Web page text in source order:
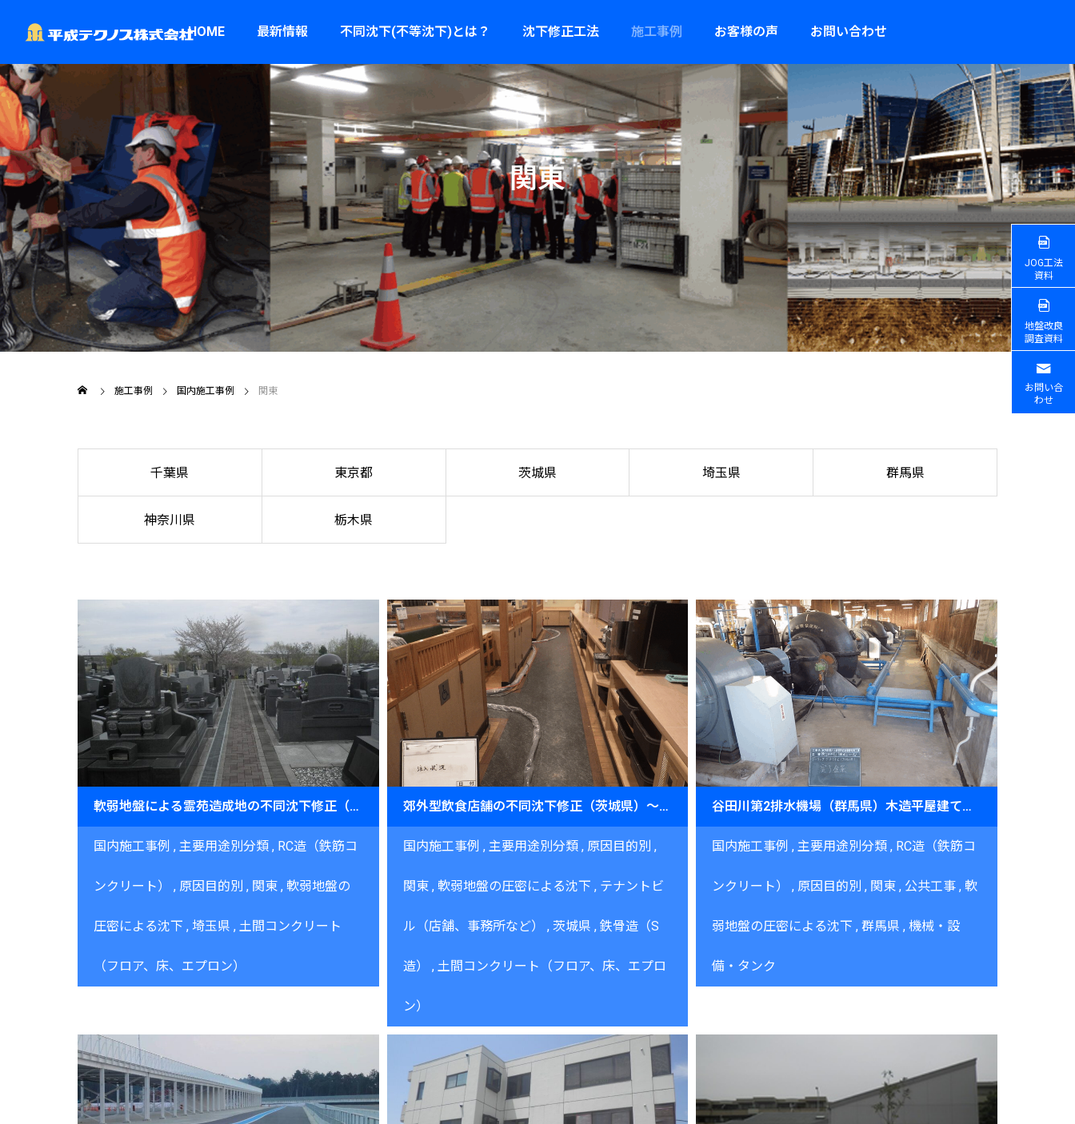
HOME 最新情報 不同沈下(不等沈下)とは？ 沈下修正工法 施工事例 お客様の声 お問い合わせ
関東
施工事例 国内施工事例 関東
千葉県 東京都 茨城県 埼玉県 群馬県
神奈川県 栃木県
軟弱地盤による霊苑造成地の不同沈下修正（埼玉県）～GSIS工法＋JOG工法による支持力回復と不陸調整～
国内施工事例 主要用途別分類 RC造（鉄筋コ
ンクリート） 原因目的別 関東 軟弱地盤の
圧密による沈下 埼玉県 土間コンクリート
（フロア、床、エプロン）
郊外型飲食店舗の不同沈下修正（茨城県）～営業継続下での夜間施工～
国内施工事例 主要用途別分類 原因目的別
関東 軟弱地盤の圧密による沈下 テナントビ
ル（店舗、事務所など） 茨城県 鉄骨造（S
造） 土間コンクリート（フロア、床、エプロ
ン）
谷田川第2排水機場（群馬県）木造平屋建て機場の地盤強化工事（GSIS工法）
国内施工事例 主要用途別分類 RC造（鉄筋コ
ンクリート） 原因目的別 関東 公共工事 軟
弱地盤の圧密による沈下 群馬県 機械・設
備・タンク
JOG工法
資料
地盤改良
調査資料
お問い合
わせ